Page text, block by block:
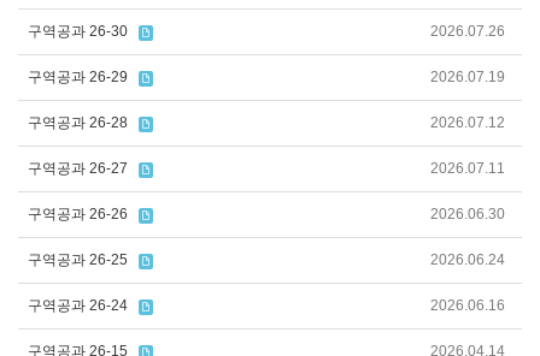
구역공과 26-30 2026.07.26
구역공과 26-29 2026.07.19
구역공과 26-28 2026.07.12
구역공과 26-27 2026.07.11
구역공과 26-26 2026.06.30
구역공과 26-25 2026.06.24
구역공과 26-24 2026.06.16
구역공과 26-15 2026.04.14